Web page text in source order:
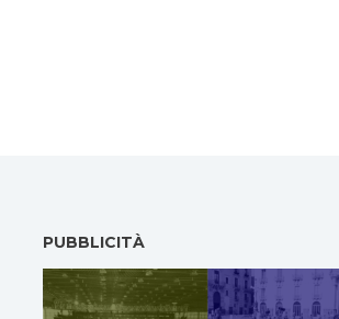
PUBBLICITÀ